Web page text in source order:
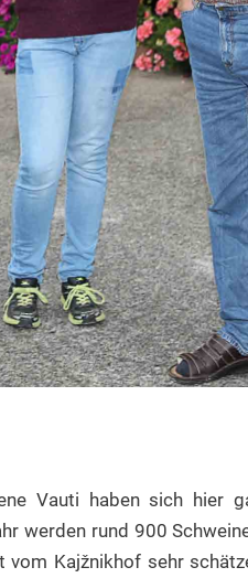
Vauti haben sich hier
werden rund 900
Kajžnikhof sehr